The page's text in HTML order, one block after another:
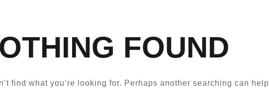
FOUND
find what you’re looking for. Perhaps another searching can help.